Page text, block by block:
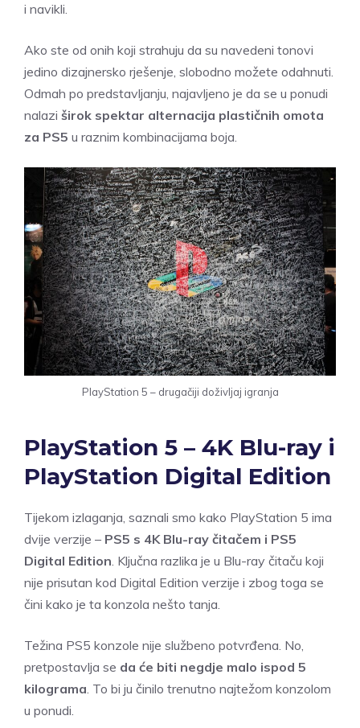
i navikli.
Ako ste od onih koji strahuju da su navedeni tonovi
jedino dizajnersko rješenje, slobodno možete odahnuti.
Odmah po predstavljanju, najavljeno je da se u ponudi
nalazi širok spektar alternacija plastičnih omota
za PS5 u raznim kombinacijama boja.
PlayStation 5 – drugačiji doživljaj igranja
PlayStation 5 – 4K Blu-ray i
PlayStation Digital Edition
Tijekom izlaganja, saznali smo kako PlayStation 5 ima
dvije verzije – PS5 s 4K Blu-ray čitačem i PS5
Digital Edition . Ključna razlika je u Blu-ray čitaču koji
nije prisutan kod Digital Edition verzije i zbog toga se
čini kako je ta konzola nešto tanja.
Težina PS5 konzole nije službeno potvrđena. No,
pretpostavlja se da će biti negdje malo ispod 5
kilograma . To bi ju činilo trenutno najtežom konzolom
u ponudi.